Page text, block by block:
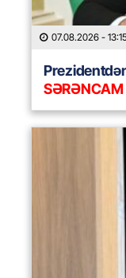
07.08.2026 -
SƏRƏNCAM